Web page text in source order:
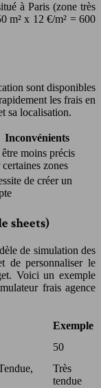
à Paris (zone très
m² x 12 €/m² = 600
sont disponibles
les frais en
sa localisation.
Inconvénients
être moins précis
zones
de créer un
sheets)
de simulation des
de personnaliser le
Voici un exemple
frais agence
Exemple
50
Très
tendue